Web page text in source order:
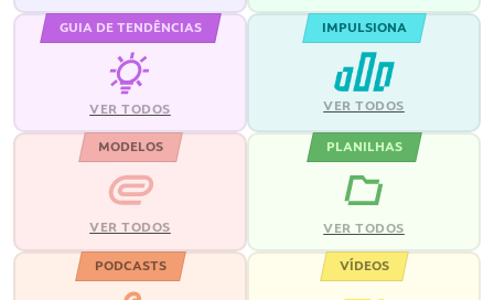
GUIA DE TENDÊNCIAS
VER TODOS
IMPULSIONA
VER TODOS
MODELOS
VER TODOS
PLANILHAS
VER TODOS
PODCASTS VÍDEOS